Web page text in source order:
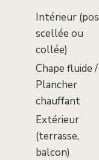
Intérieur
scellée ou
collée)
Chape fluide /
Plancher
chauffant
Extérieur
(terrasse,
balcon)